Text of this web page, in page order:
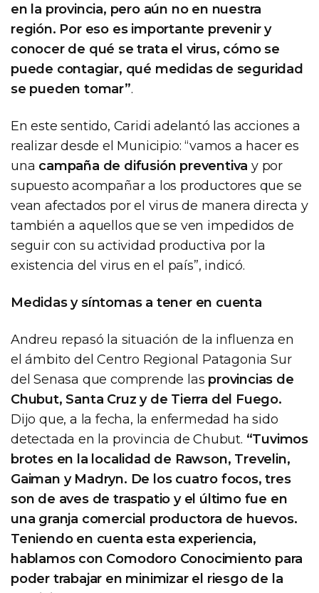
en la provincia, pero aún no en nuestra
región. Por eso es importante prevenir y
conocer de qué se trata el virus, cómo se
puede contagiar, qué medidas de seguridad
se pueden tomar”.
En este sentido, Caridi adelantó las acciones a
realizar desde el Municipio: “vamos a hacer es
una campaña de difusión preventiva y por
supuesto acompañar a los productores que se
vean afectados por el virus de manera directa y
también a aquellos que se ven impedidos de
seguir con su actividad productiva por la
existencia del virus en el país”, indicó.
Medidas y síntomas a tener en cuenta
Andreu repasó la situación de la influenza en
el ámbito del Centro Regional Patagonia Sur
del Senasa que comprende las provincias de
Chubut, Santa Cruz y de Tierra del Fuego.
Dijo que, a la fecha, la enfermedad ha sido
detectada en la provincia de Chubut. “Tuvimos
brotes en la localidad de Rawson, Trevelin,
Gaiman y Madryn. De los cuatro focos, tres
son de aves de traspatio y el último fue en
una granja comercial productora de huevos.
Teniendo en cuenta esta experiencia,
hablamos con Comodoro Conocimiento para
poder trabajar en minimizar el riesgo de la